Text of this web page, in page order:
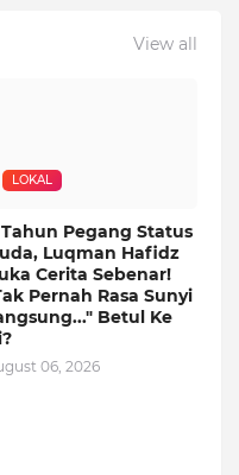
View all
LOKAL
Pegang Status
Luqman Hafidz
Cerita Sebenar!
Pernah Rasa Sunyi
Betul Ke
06, 2026